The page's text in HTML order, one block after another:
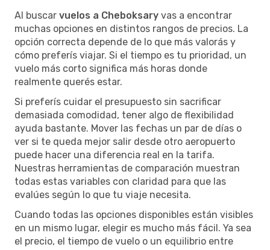
Al buscar vuelos a Cheboksary vas a encontrar
muchas opciones en distintos rangos de precios. La
opción correcta depende de lo que más valorás y
cómo preferís viajar. Si el tiempo es tu prioridad, un
vuelo más corto significa más horas donde
realmente querés estar.
Si preferís cuidar el presupuesto sin sacrificar
demasiada comodidad, tener algo de flexibilidad
ayuda bastante. Mover las fechas un par de días o
ver si te queda mejor salir desde otro aeropuerto
puede hacer una diferencia real en la tarifa.
Nuestras herramientas de comparación muestran
todas estas variables con claridad para que las
evalúes según lo que tu viaje necesita.
Cuando todas las opciones disponibles están visibles
en un mismo lugar, elegir es mucho más fácil. Ya sea
el precio, el tiempo de vuelo o un equilibrio entre